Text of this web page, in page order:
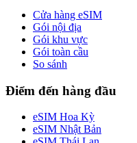
Cửa hàng eSIM
Gói nội địa
Gói khu vực
Gói toàn cầu
So sánh
Điểm đến hàng đầu
eSIM Hoa Kỳ
eSIM Nhật Bản